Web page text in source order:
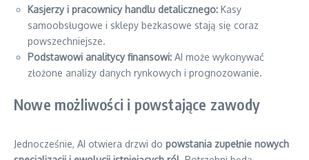
Kasjerzy i pracownicy handlu detalicznego: Kasy
samoobsługowe i sklepy bezkasowe stają się coraz
powszechniejsze.
Podstawowi analitycy finansowi: AI może wykonywać
złożone analizy danych rynkowych i prognozowanie.
Nowe możliwości i powstające zawody
Jednocześnie, AI otwiera drzwi do powstania zupełnie nowych